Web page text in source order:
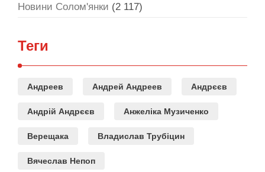
Новини Солом'янки (2 117)
Теги
Андреев Андрей Андреев Андрєєв
Андрій Андрєєв Анжеліка Музиченко
Верещака Владислав Трубіцин
Вячеслав Непоп